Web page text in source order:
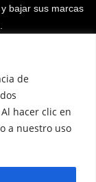
de
hacer clic en
a nuestro uso
bajar sus marcas
Libro